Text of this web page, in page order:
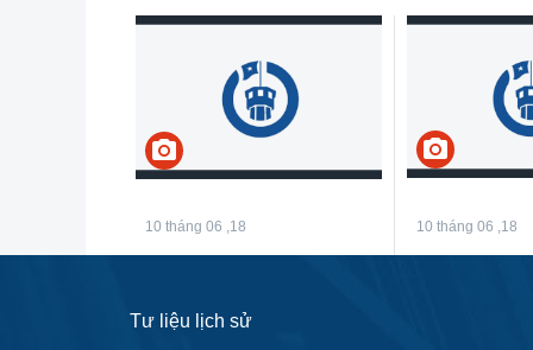
camera_alt
10 tháng 06 ,18
camera_alt
10 tháng 06 ,18
Tư liệu lịch sử